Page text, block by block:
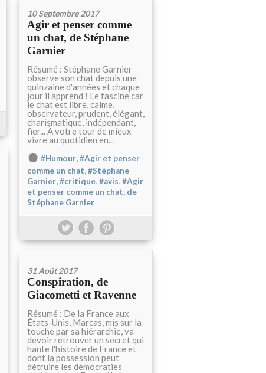
10 Septembre 2017
Agir et penser comme
un chat, de Stéphane
Garnier
Résumé : Stéphane Garnier
observe son chat depuis une
quinzaine d'années et chaque
jour il apprend ! Le fascine car
le chat est libre, calme,
observateur, prudent, élégant,
charismatique, indépendant,
fier... À votre tour de mieux
vivre au quotidien en...
#Humour,#Agir et penser
comme un chat,#Stéphane
Garnier,#critique,#avis,#Agir
et penser comme un chat, de
Stéphane Garnier
31 Août 2017
Conspiration, de
Giacometti et Ravenne
Résumé : De la France aux
États-Unis, Marcas, mis sur la
touche par sa hiérarchie, va
devoir retrouver un secret qui
hante l'histoire de France et
dont la possession peut
détruire les démocraties